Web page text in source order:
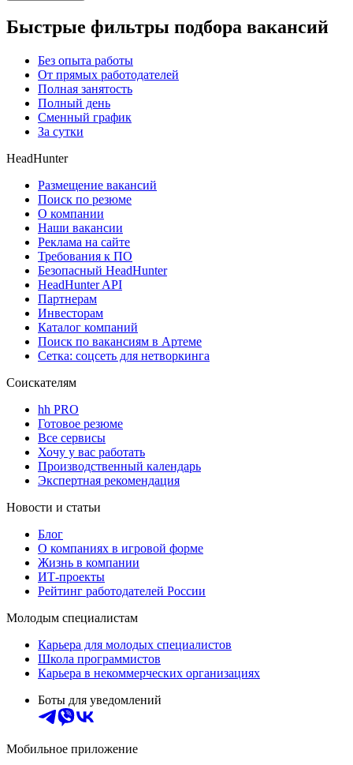
Быстрые фильтры подбора вакансий
Без опыта работы
От прямых работодателей
Полная занятость
Полный день
Сменный график
За сутки
HeadHunter
Размещение вакансий
Поиск по резюме
О компании
Наши вакансии
Реклама на сайте
Требования к ПО
Безопасный HeadHunter
HeadHunter API
Партнерам
Инвесторам
Каталог компаний
Поиск по вакансиям в Артеме
Сетка: соцсеть для нетворкинга
Соискателям
hh PRO
Готовое резюме
Все сервисы
Хочу у вас работать
Производственный календарь
Экспертная рекомендация
Новости и статьи
Блог
О компаниях в игровой форме
Жизнь в компании
ИТ-проекты
Рейтинг работодателей России
Молодым специалистам
Карьера для молодых специалистов
Школа программистов
Карьера в некоммерческих организациях
Боты для уведомлений
Мобильное приложение